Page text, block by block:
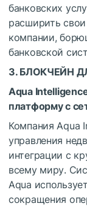
банковских
расширить
компании,
банковской
3. БЛОКЧЕЙН
Aqua
платформу с
Компания Aqua
управления
интеграции с
всему миру.
Aqua
сокращения